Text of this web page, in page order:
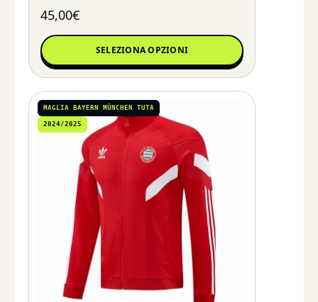
45,00€
SELEZIONA OPZIONI
MAGLIA BAYERN MÜNCHEN TUTA
2024/2025